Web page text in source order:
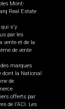
Mont-
Real Estate
qui s'y
par les
vente et de la
de vente
marques
dont la National
de
offerts par
de l'ACI. Les